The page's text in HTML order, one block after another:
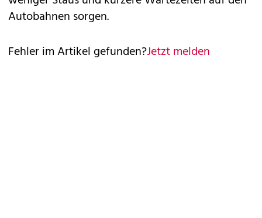
Autobahnen sorgen.
Fehler im Artikel gefunden?Jetzt melden